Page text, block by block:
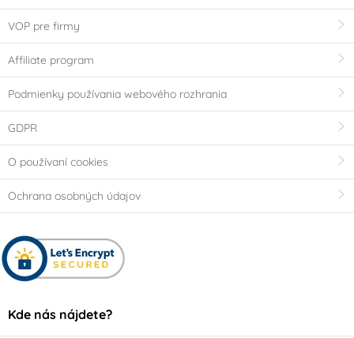
VOP pre firmy
Affiliate program
Podmienky používania webového rozhrania
GDPR
O používaní cookies
Ochrana osobných údajov
Kde nás nájdete?